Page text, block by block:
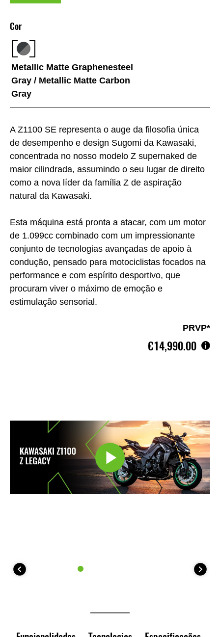
A Z1100 SE representa o auge da filosofia única
de desempenho e design Sugomi da Kawasaki,
concentrada no nosso modelo Z supernaked de
maior cilindrada, assumindo o seu lugar de direito
como a nova líder da família Z de aspiração
natural da Kawasaki.
Esta máquina está pronta a atacar, com um motor
de 1.099cc combinado com um impressionante
conjunto de tecnologias avançadas de apoio à
condução, pensado para motociclistas focados na
performance e com espírito desportivo, que
procuram viver o máximo de emoção e
estimulação sensorial.
PRVP*
€14,990.00
Cor
Metallic Matte Graphenesteel
Gray / Metallic Matte Carbon
Gray